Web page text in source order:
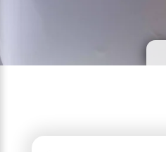
chocolate, frutos rojos